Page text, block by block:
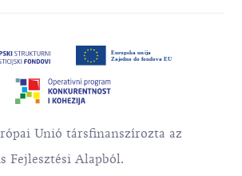
Unió társfinanszírozta az
Fejlesztési Alapból.